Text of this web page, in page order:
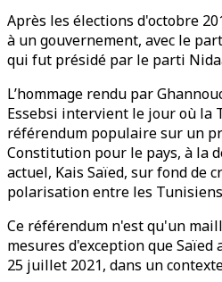
Après les élections d'octobre
à un gouvernement, avec le
qui fut présidé par le parti
L’hommage rendu par
Essebsi intervient le jour où la
référendum populaire sur un
Constitution pour le pays, à la
actuel, Kais Saïed, sur fond de
polarisation entre les
Ce référendum n'est qu'un
mesures d'exception que Saïed
25 juillet 2021, dans un